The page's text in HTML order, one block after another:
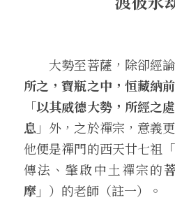
大勢至菩薩，除卻經論
所之，寶瓶之中，恒藏納
「以其威德大勢，所經之
息 」外，之於禪宗，意
他便是禪門的西天廿七祖
傳法、肇啟中土禪宗的
摩」 ）的老師（註一）。